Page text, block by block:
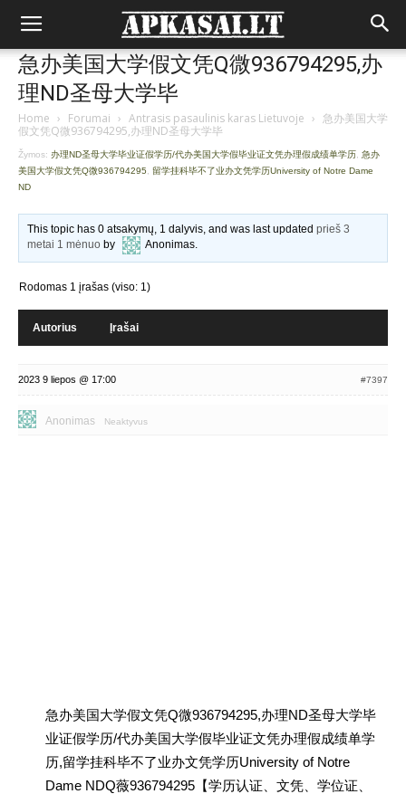
急办美国大学假文凭Q微936794295,办
理ND圣母大学毕
Home › Forumai › Antrasis pasaulinis karas Lietuvoje › 急办美国大学
假文凭Q微936794295,办理ND圣母大学毕
Žymos: 办理ND圣母大学毕业证假学历/代办美国大学假毕业证文凭办理假成绩单学历 急办
美国大学假文凭Q微936794295
留学挂科毕不了业办文凭学历University of Notre Dame
ND
This topic has 0 atsakymų, 1 dalyvis, and was last updatedprieš 3
metai 1 mėnuo by Anonimas.
Rodomas 1 įrašas (viso: 1)
Autorius Įrašai
2023 9 liepos @ 17:00 #7397
Anonimas Neaktyvus
急办美国大学假文凭Q微936794295,办理ND圣母大学毕
业证假学历/代办美国大学假毕业证文凭办理假成绩单学
历,留学挂科毕不了业办文凭学历University of Notre
Dame NDQ薇936794295【学历认证、文凭、学位证、